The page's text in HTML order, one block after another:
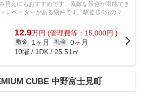
替えにもおすすめです。素敵な景色が堪能でき
レベーターがある物件です。駅徒歩4分のマン
間を短縮で...
12.9万円 (管理費等：15,000円 )
敷金 1ヶ月 礼金 0ヶ月
10階 / 1DK / 25.51㎡
CUBE 中野富士見町